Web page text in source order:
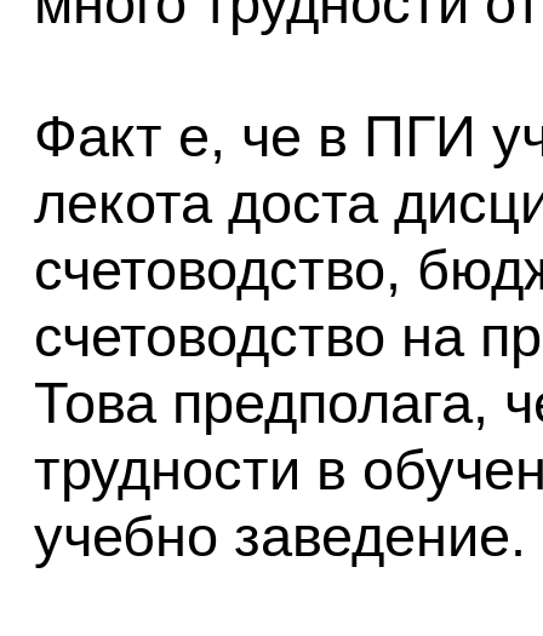
Факт е, че в ПГИ
лекота доста
счетоводство,
счетоводство на
Това предполага,
трудности в
учебно заведение.